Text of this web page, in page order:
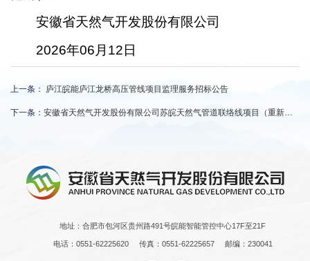
安徽省天然气开发股份有限公司
2026年06月12日
上一条： 庐江皖能庐江龙桥高压管线项目监理服务招标公告
下一条： 安徽省天然气开发股份有限公司苏皖天然气管道联络线项目（重新报批）首次环境影响评价信息公开（第一次公示）
地址：合肥市包河区贵州路491号皖能智能管控中心17F至21F
电话：0551-62225620 传真：0551-62225657 邮编：230041